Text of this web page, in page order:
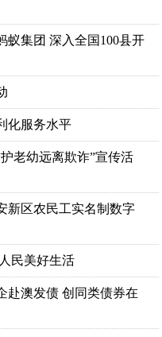
蚁集团 深入全国100县开
化服务水平
老幼远离欺诈”宣传活
新区农民工实名制数字
民美好生活
赴澳发债 创同类债券在